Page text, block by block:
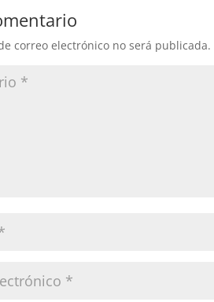
correo electrónico no será publicada.